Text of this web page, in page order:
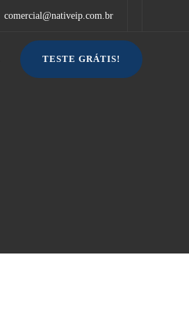
comercial@nativeip.com.br
TESTE GRÁTIS!